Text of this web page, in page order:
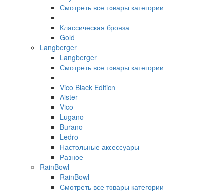
Смотреть все товары категории
Классическая бронза
Gold
Langberger
Langberger
Смотреть все товары категории
Vico Black Edition
Alster
Vico
Lugano
Burano
Ledro
Настольные аксессуары
Разное
RainBowl
RainBowl
Смотреть все товары категории